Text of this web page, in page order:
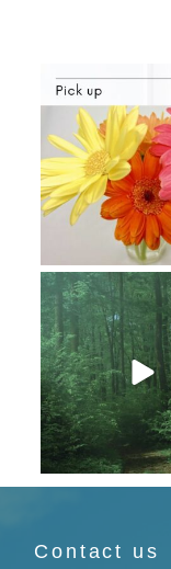
6月 20
6月 19
Contact us